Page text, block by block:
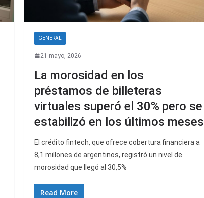
GENERAL
21 mayo, 2026
La morosidad en los
préstamos de billeteras
virtuales superó el 30% pero se
estabilizó en los últimos meses
El crédito fintech, que ofrece cobertura financiera a
8,1 millones de argentinos, registró un nivel de
morosidad que llegó al 30,5%
Read More